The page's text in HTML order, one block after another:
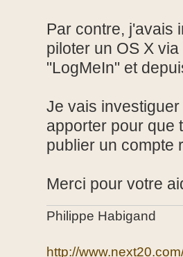
Par contre, j'avais
piloter un OS X
"LogMeIn" et
Je vais
apporter pour que
publier un compte
Merci pour votre
Philippe Habigand
http://